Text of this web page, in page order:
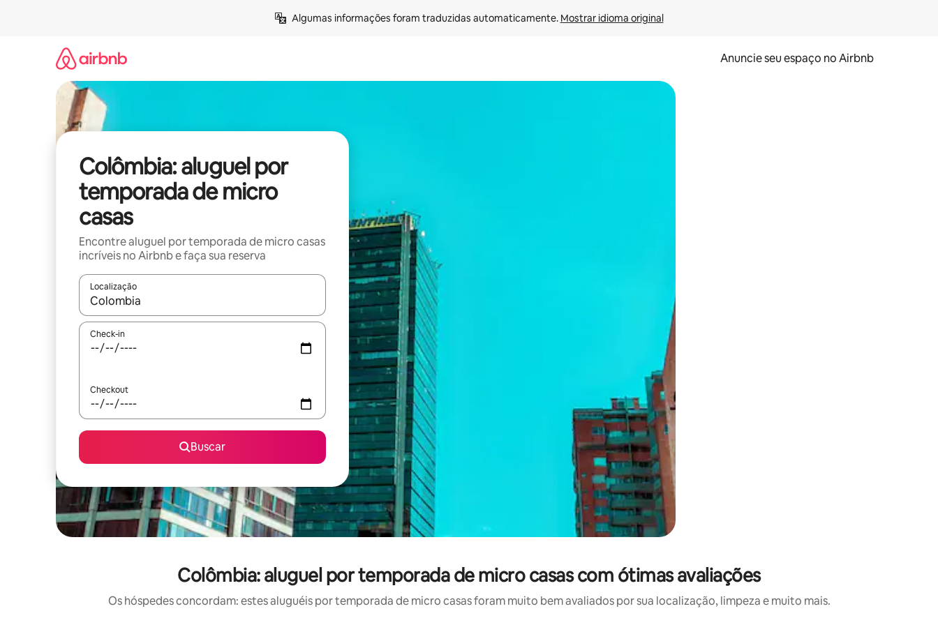
Algumas informações foram traduzidas automaticamente. Mostrar idioma original
Anuncie seu espaço no Airbnb
Colômbia: aluguel por
temporada de micro
casas
Encontre aluguel por temporada de micro casas
incríveis no Airbnb e faça sua reserva
Localização
Quando os resultados estiverem disponíveis, explore-os usando as seta para cima e para baixo do teclado ou tocando e deslizando o dedo na tela.
Check-in
Checkout
Buscar
Colômbia: aluguel por temporada de micro casas com ótimas avaliações
Os hóspedes concordam: estes aluguéis por temporada de micro casas foram muito bem avaliados por sua localização, limpeza e muito mais.